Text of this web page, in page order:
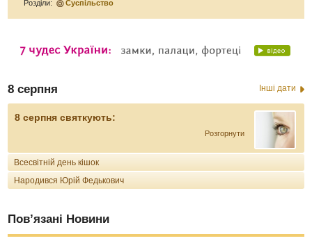
Розділи:
Суспільство
8 серпня Інші дати
8 серпня святкують:
Розгорнути
Всесвітній день кішок
Народився Юрій Федькович
Пов’язані Новини